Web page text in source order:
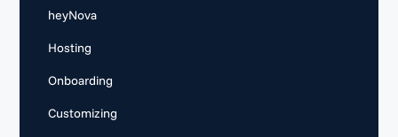
heyNova
Hosting
Onboarding
Customizing